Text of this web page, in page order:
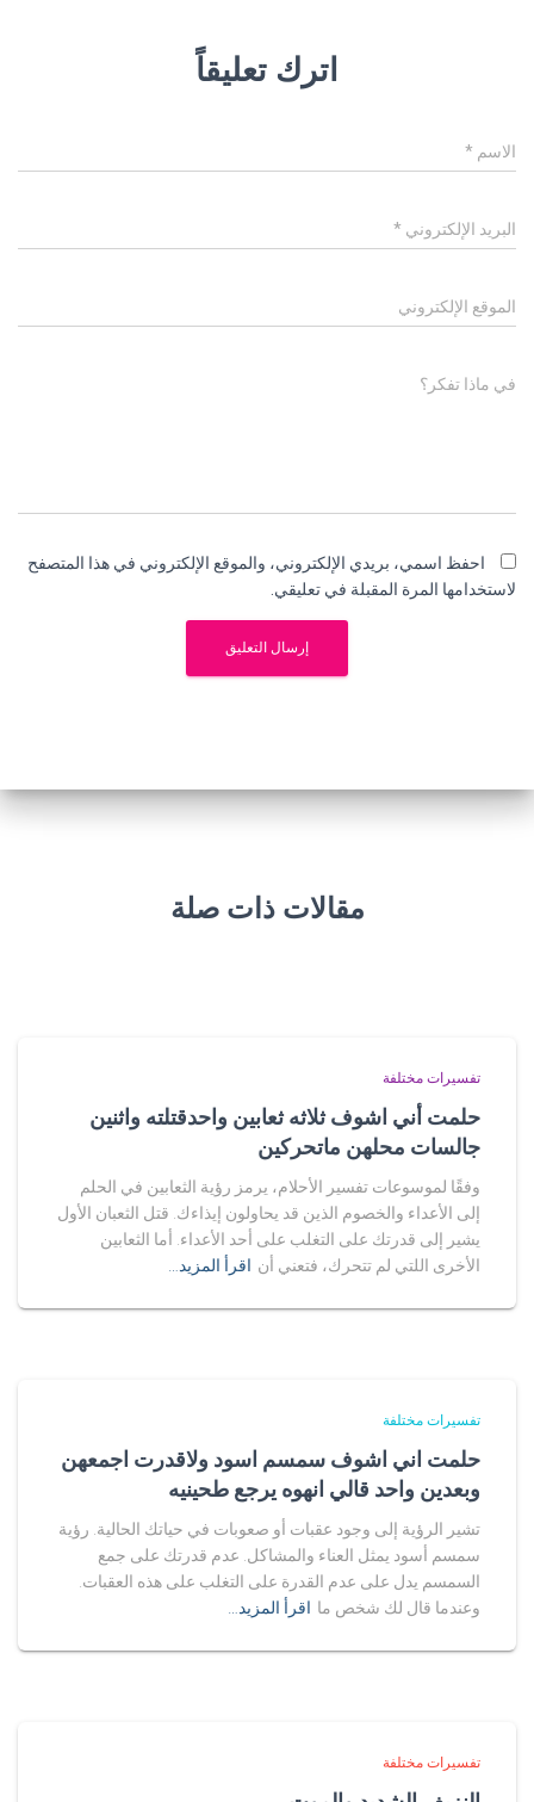
اترك تعليقاً
الاسم *
البريد الإلكتروني *
الموقع الإلكتروني
في ماذا تفكر؟
احفظ اسمي، بريدي الإلكتروني، والموقع الإلكتروني في هذا المتصفح
لاستخدامها المرة المقبلة في تعليقي.
مقالات ذات صلة
تفسيرات مختلفة
حلمت أني اشوف ثلاثه ثعابين واحدقتلته واثنين
جالسات محلهن ماتحركين
وفقًا لموسوعات تفسير الأحلام، يرمز رؤية الثعابين في الحلم
إلى الأعداء والخصوم الذين قد يحاولون إيذاءك. قتل الثعبان الأول
يشير إلى قدرتك على التغلب على أحد الأعداء. أما الثعابين
الأخرى اللتي لم تتحرك، فتعني أن اقرأ المزيد…
تفسيرات مختلفة
حلمت اني اشوف سمسم اسود ولاقدرت اجمعهن
وبعدين واحد قالي انهوه يرجع طحينيه
تشير الرؤية إلى وجود عقبات أو صعوبات في حياتك الحالية. رؤية
سمسم أسود يمثل العناء والمشاكل. عدم قدرتك على جمع
السمسم يدل على عدم القدرة على التغلب على هذه العقبات.
وعندما قال لك شخص ما اقرأ المزيد…
تفسيرات مختلفة